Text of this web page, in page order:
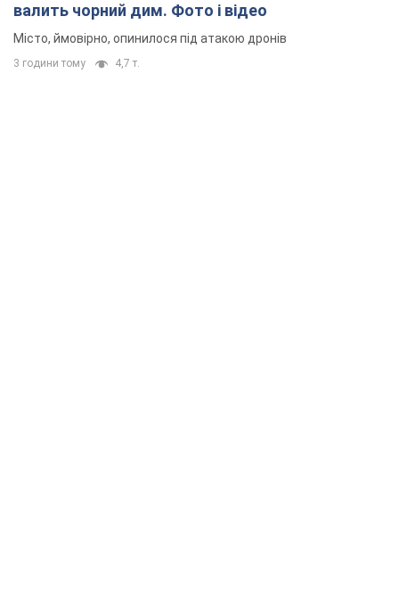
валить чорний дим. Фото і відео
Місто, ймовірно, опинилося під атакою дронів
3 години тому 4,7 т.